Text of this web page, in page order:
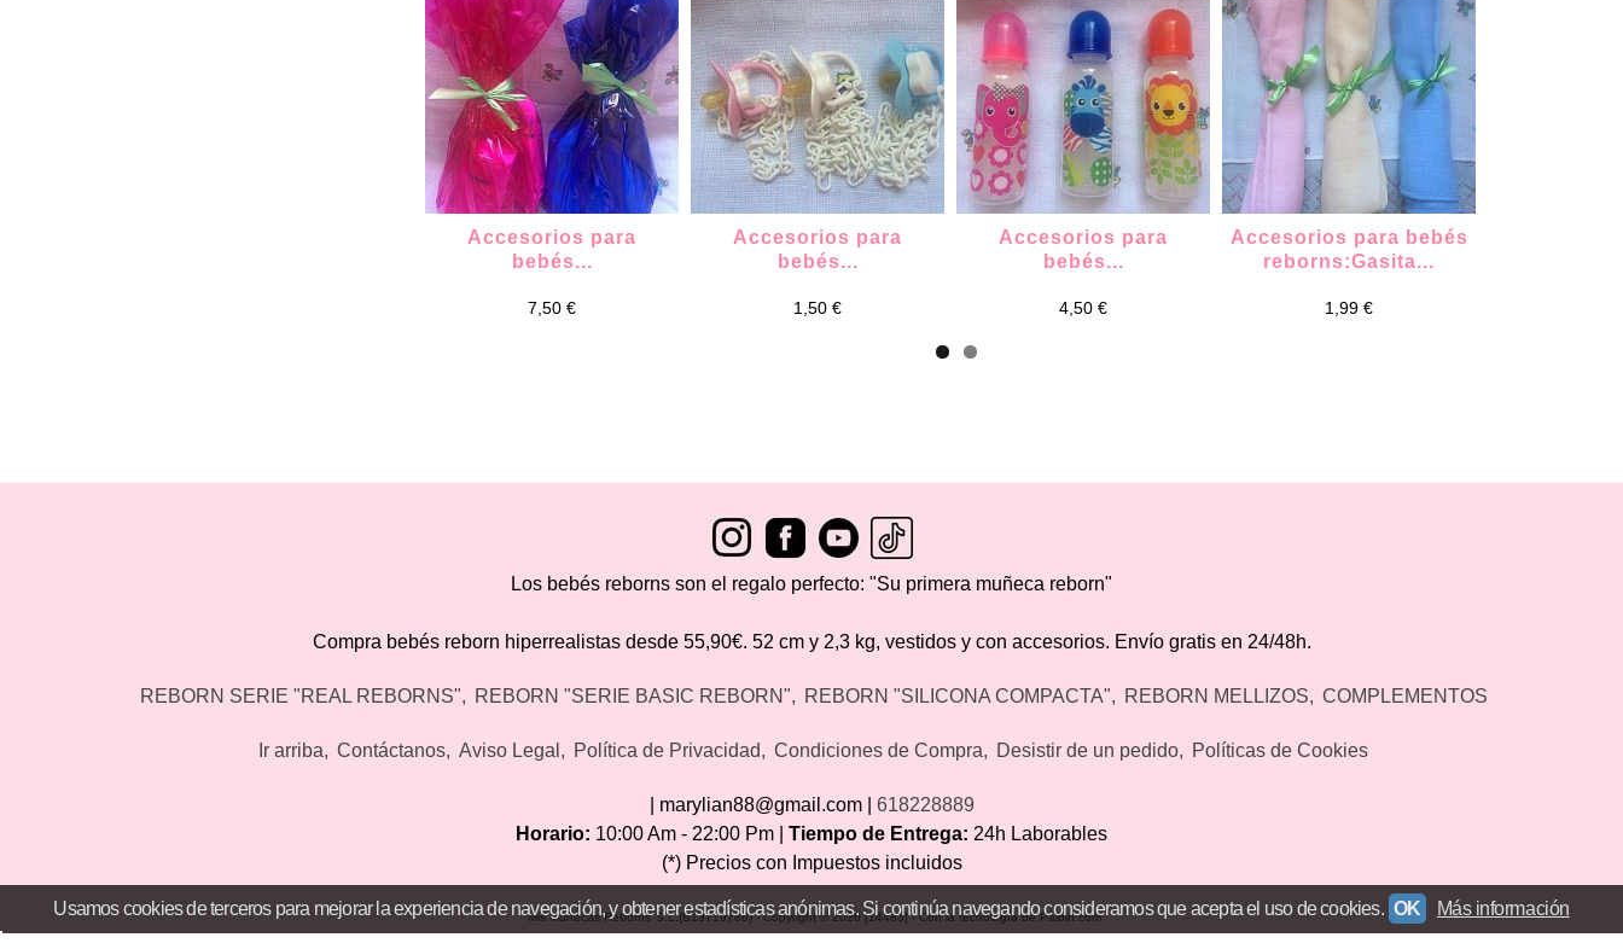
Accesorios para
bebés...
7,50 €
Accesorios para
bebés...
1,50 €
Accesorios para
bebés...
4,50 €
Accesorios para bebés
reborns:Gasita...
1,99 €
Los bebés reborns son el regalo perfecto: "Su primera muñeca reborn"
Compra bebés reborn hiperrealistas desde 55,90€. 52 cm y 2,3 kg, vestidos y con accesorios. Envío gratis en 24/48h.
REBORN SERIE "REAL REBORNS" REBORN "SERIE BASIC REBORN" REBORN "SILICONA COMPACTA" REBORN MELLIZOS COMPLEMENTOS
Ir arriba Contáctanos Aviso Legal Política de Privacidad Condiciones de Compra Desistir de un pedido Políticas de Cookies
| marylian88@gmail.com | 618228889
Horario: 10:00 Am - 22:00 Pm | Tiempo de Entrega: 24h Laborables
(*) Precios con Impuestos incluidos
"Mis Muñecas Reborns"S.L.(B13719786)- Copyright © 2026 [14483] - Con la tecnología de Palbin.com
Usamos cookies de terceros para mejorar la experiencia de navegación, y obtener estadísticas anónimas. Si continúa navegando consideramos que acepta el uso de cookies. OK Más información